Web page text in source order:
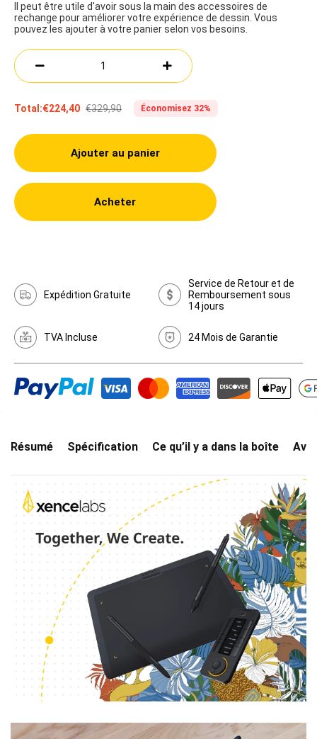
Il peut être utile d'avoir sous la main des accessoires de
rechange pour améliorer votre expérience de dessin. Vous
pouvez les ajouter à votre panier selon vos besoins.
Total:€224,40 €329,90 Économisez 32%
Ajouter au panier
Acheter
Expédition Gratuite
Service de Retour et de
Remboursement sous
14 jours
TVA Incluse 24 Mois de Garantie
Résumé Spécification Ce qu’il y a dans la boîte